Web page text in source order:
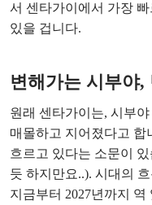
서 센타가이에서 가장
있을 겁니다.
변해가는 시부야
원래 센타가이는, 시부
매몰하고 지어졌다고 합
흐르고 있다는 소문이
듯 하지만요..). 시대의
지금부터 2027년까지